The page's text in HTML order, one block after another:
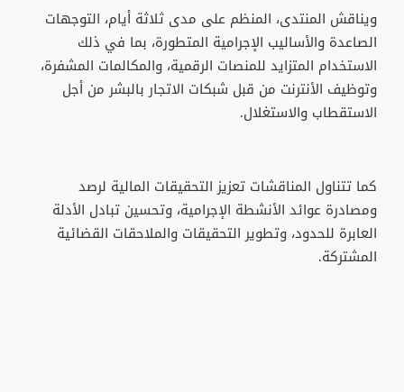
ويناقش المنتدى، المنظم على مدى ثلاثة أيام، التوجهات
الصاعدة والأساليب الإجرامية المتطورة، بما في ذلك
الاستخدام المتزايد للمنصات الرقمية، والمكالمات المشفرة،
وتوظيف الأنترنت من قبل شبكات الاتجار بالبشر من أجل
الاستقطاب والاستغلال.
كما تتناول المناقشات تعزيز التحقيقات المالية لرصد
ومصادرة عوائد الأنشطة الإجرامية، وتحسين تبادل الأدلة
العابرة للحدود، وتطوير التحقيقات والملاحقات القضائية
المشتركة.